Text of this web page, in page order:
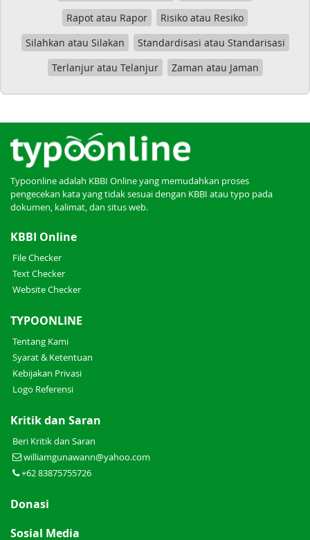
Rapot atau Rapor
Risiko atau Resiko
Silahkan atau Silakan
Standardisasi atau Standarisasi
Terlanjur atau Telanjur
Zaman atau Jaman
Typoonline adalah KBBI Online yang memudahkan proses
pengecekan kata yang tidak sesuai dengan KBBI atau typo pada
dokumen, kalimat, dan situs web.
KBBI Online
File Checker
Text Checker
Website Checker
TYPOONLINE
Tentang Kami
Syarat & Ketentuan
Kebijakan Privasi
Logo Referensi
Kritik dan Saran
Beri Kritik dan Saran
williamgunawann@yahoo.com
+62 83875755726
Donasi
Sosial Media